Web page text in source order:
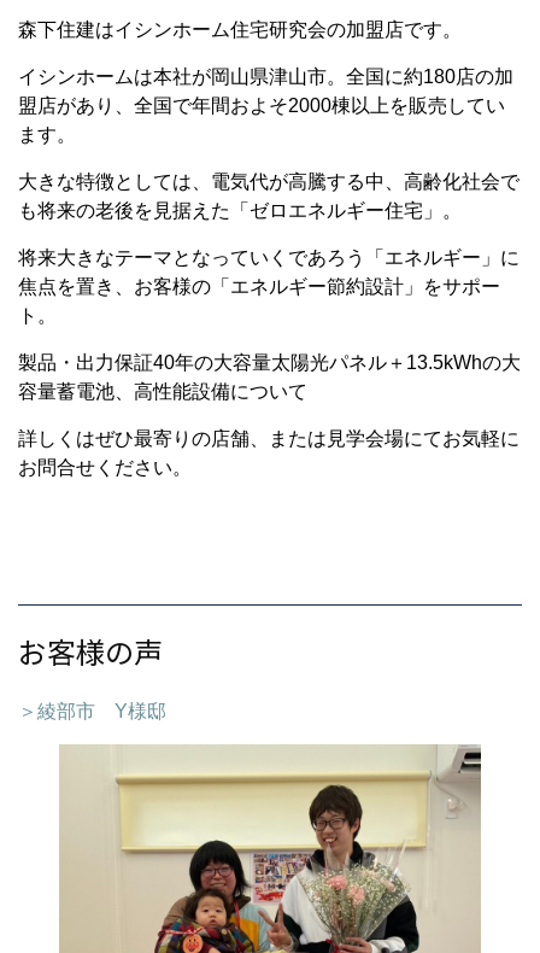
森下住建はイシンホーム住宅研究会の加盟店です。
イシンホームは本社が岡山県津山市。全国に約180店の加
盟店があり、全国で年間およそ2000棟以上を販売してい
ます。
大きな特徴としては、電気代が高騰する中、高齢化社会で
も将来の老後を見据えた「ゼロエネルギー住宅」。
将来大きなテーマとなっていくであろう「エネルギー」に
焦点を置き、お客様の「エネルギー節約設計」をサポー
ト。
製品・出力保証40年の大容量太陽光パネル＋13.5kWhの大
容量蓄電池、高性能設備について
詳しくはぜひ最寄りの店舗、または見学会場にてお気軽に
お問合せください。
お客様の声
＞綾部市 Y様邸